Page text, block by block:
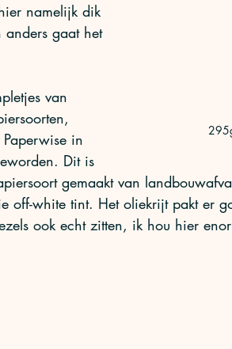
namelijk dik
gaat het
van
in
Dit is
gemaakt van
off-white tint. Het oliekrijt pakt er
ook echt zitten, ik hou hier